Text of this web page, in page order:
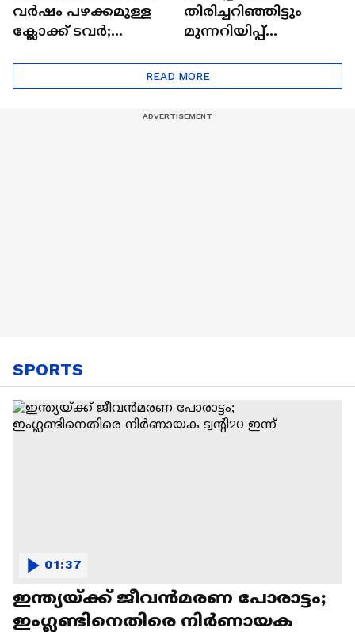
വർഷം പഴക്കമുള്ള
ക്ലോക്ക് ടവർ;
സ്റ്റേഷനിൽ
തിരിച്ചറിഞ്ഞിട്ടും
മുന്നറിയിപ്പ്
നിയന്ത്രണം
ഏർപെടുത്തുകയോ
READ MORE
SPORTS
ഇന്ത്യയ്ക്ക് ജീവൻമരണ പോരാട്ടം;
ഇംഗ്ലണ്ടിനെതിരെ നിർണായക
01:37